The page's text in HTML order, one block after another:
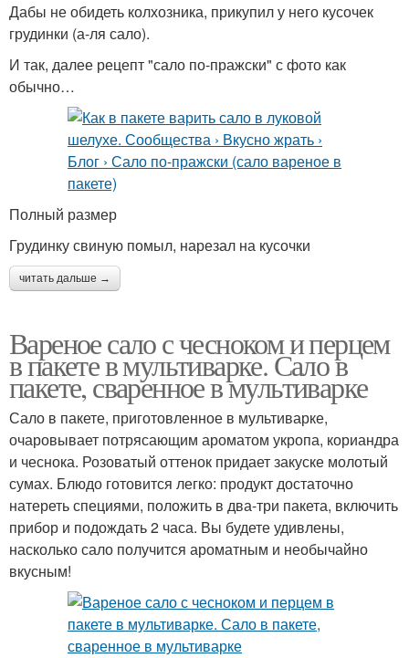
Дабы не обидеть колхозника, прикупил у него кусочек
грудинки (а-ля сало).
И так, далее рецепт "сало по-пражски" с фото как
обычно…
Полный размер
Грудинку свиную помыл, нарезал на кусочки
читать дальше →
Вареное сало с чесноком и перцем
в пакете в мультиварке. Сало в
пакете, сваренное в мультиварке
Сало в пакете, приготовленное в мультиварке,
очаровывает потрясающим ароматом укропа, кориандра
и чеснока. Розоватый оттенок придает закуске молотый
сумах. Блюдо готовится легко: продукт достаточно
натереть специями, положить в два-три пакета, включить
прибор и подождать 2 часа. Вы будете удивлены,
насколько сало получится ароматным и необычайно
вкусным!